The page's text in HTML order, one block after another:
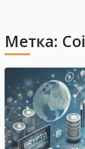
Метка: